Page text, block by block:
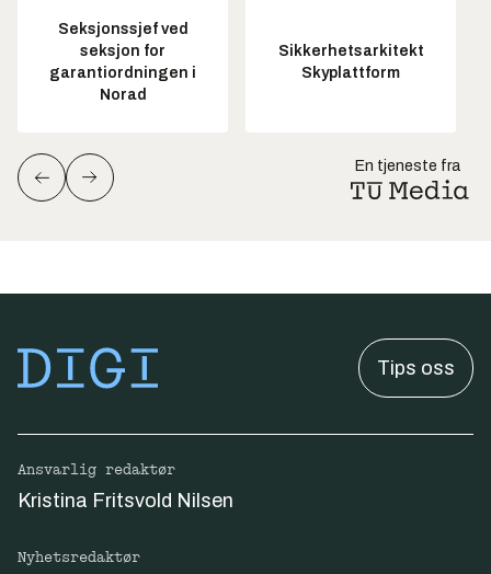
Seksjonssjef ved
seksjon for
garantiordningen i
Norad
Sikkerhetsarkitekt
Skyplattform
En tjeneste fra
Tips oss
Ansvarlig redaktør
Kristina Fritsvold Nilsen
Nyhetsredaktør